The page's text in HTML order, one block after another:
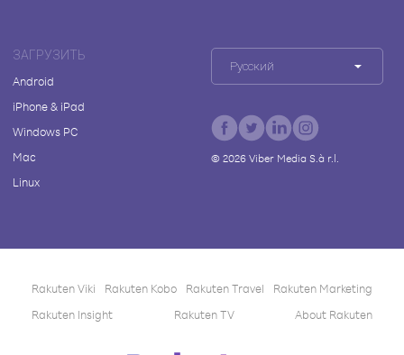
ЗАГРУЗИТЬ
Android
iPhone & iPad
Windows PC
Mac
Linux
Русский
© 2026Viber Media S.à r.l.
Rakuten Viki Rakuten Kobo Rakuten Travel
Rakuten Marketing
Rakuten Insight
Rakuten TV About Rakuten